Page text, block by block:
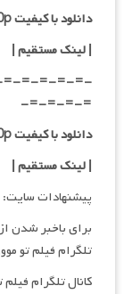
دانلود با کیفیت BluRay 360p ریلیز F2M
| لینک مستقیم|
=-=-=-=-
=-=-=-=-
دانلود با کیفیت BluRay 240p ریلیز F2M
| لینک مستقیم|
پیشنهادات سایت:
برای باخبر شدن
تلگرام فیلم تو
کانال تلگرام